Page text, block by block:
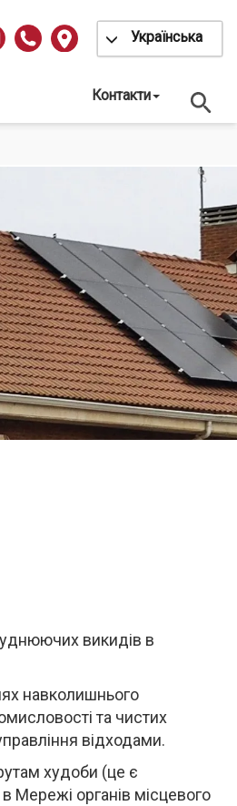
Українська
Toggle
Контакти
викидів в
навколишнього
та чистих
відходами.
худоби (це є
Мережі органів місцевого